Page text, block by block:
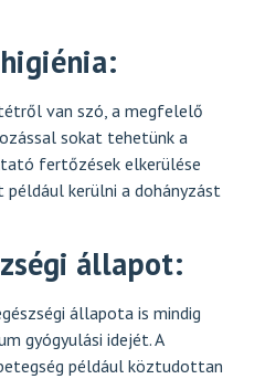
van szó, a megfelelő
sokat tehetünk a
fertőzések elkerülése
például kerülni a dohányzást
állapot:
állapota is mindig
gyógyulási idejét. A
például köztudottan